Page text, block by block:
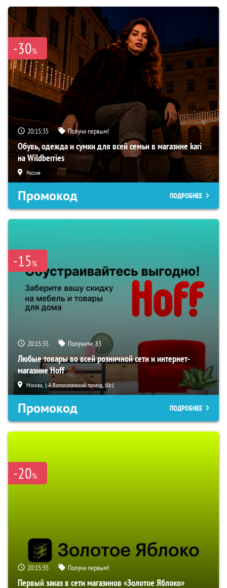
-30%
20:15:34 Получи первым!
Обувь, одежда и сумки для всей семьи в магазине kari
на Wildberries
Россия
Промокод ПОДРОБНЕЕ
-15%
20:15:34 Получили:83
Любые товары во всей розничной сети и интернет-
магазине Hoff
Москва, 1-й Волоколамский проезд, 10с1
Промокод ПОДРОБНЕЕ
-20%
20:15:34 Получи первым!
Первый заказ в сети магазинов «Золотое Яблоко»